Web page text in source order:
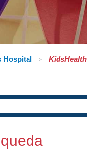
Hospital KidsHealth